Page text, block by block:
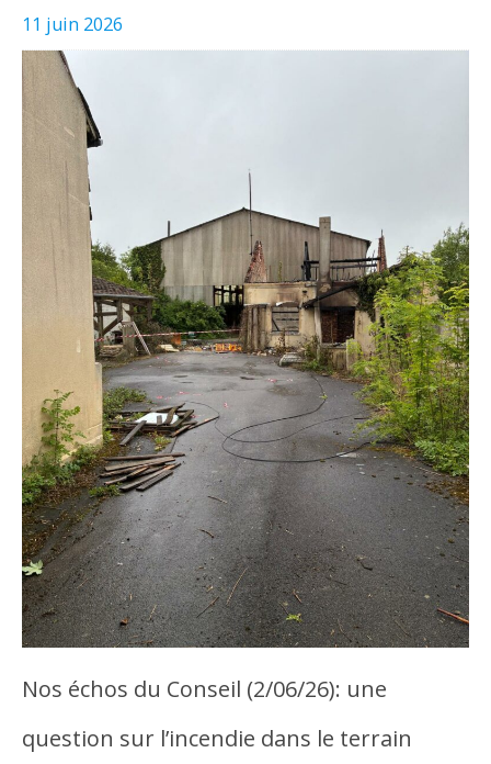
11 juin 2026
Nos échos du Conseil (2/06/26): une
question sur l’incendie dans le terrain